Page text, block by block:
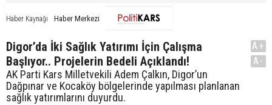
Haber Kaynağı Haber Merkezi
Digor’da İki Sağlık Yatırımı İçin Çalışma
Başlıyor.. Projelerin Bedeli Açıklandı!
AK Parti Kars Milletvekili Adem Çalkın, Digor’un
Dağpınar ve Kocaköy bölgelerinde yapılması planlanan
sağlık yatırımlarını duyurdu.
A+
A-